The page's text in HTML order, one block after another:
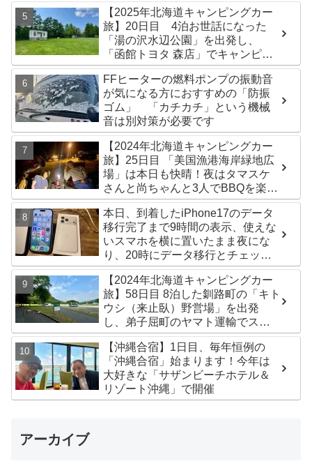
【2025年北海道キャンピングカー
旅】20日目 4泊お世話になった
「湯の沢水辺公園」を出発し、
「函館トヨタ 森店」でキャンピン
グカーのオイル交換完了！今日は
伊達市の「徳舜瞥山麓キャンプ
場」へ
FFヒーターの燃料ポンプの振動音
が気になる方におすすめの「防振
ゴム」 「カチカチ」という機械
音は別対策が必要です
【2024年北海道キャンピングカー
旅】25日目 「美国漁港海岸緑地広
場」は本日も快晴！夜はタマスケ
さんと尚ちゃんと3人でBBQを楽し
みました♪
本日、到着したiPhone17のデータ
移行完了まで9時間の表示、使えな
いスマホを横に置いたまま夜にな
り、20時にデータ移行とチェック
が無事完了！午後からの写真がほ
ぼありません^^;
【2024年北海道キャンピングカー
旅】58日目 8泊した釧路町の「キト
ウシ（来止臥）野営場」を出発
し、弟子屈町のヤマト運輸でステ
ッカー受け取り！今日は北見市の
無料キャンプ場「つつじ公園キャ
ンプ場」まで
【沖縄合宿】1日目、毎年恒例の
「沖縄合宿」始まります！今年は
大好きな「サザンビーチホテル＆
リゾート沖縄」で開催
アーカイブ